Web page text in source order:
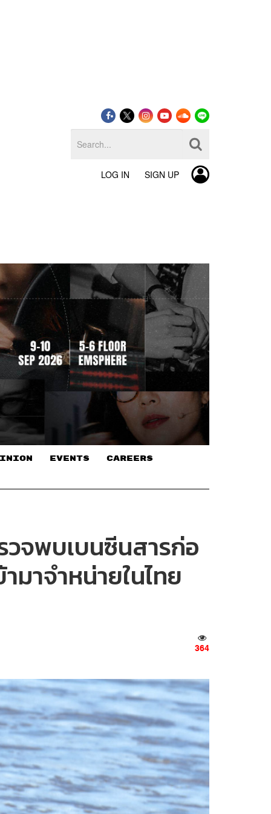
LOG IN SIGN UP
EVENTS CAREERS
จพบเบนซีนสารก่อ
มาจำหน่ายในไทย
364